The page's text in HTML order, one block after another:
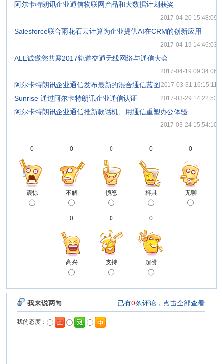
· 阿尔卡特朗讯企业通信物联网产品和大数据计划获奖
2017-04-20 15:48:09
·Salesforce联合雨花石云计算为企业提供AI在CRM的创新应用
2017-04-19 14:46:03
·ALE诚邀您共襄2017轨道交通无线网络与通信大会
2017-04-19 09:34:06
· 阿尔卡特朗讯企业通信发布最新的混合通信蓝图 2017-03-31 16:15:11
·Sunrise 通过阿尔卡特朗讯企业通信认证 2017-03-29 14:22:53
· 阿尔卡特朗讯企业通信推新款话机、用通信重塑办公体验
2017-03-24 15:54:10
0
震惊
0
不解
0
愤怒
0
杯具
0
无聊
0
高兴
0
支持
0
超赞